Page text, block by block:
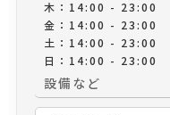
木：14:00 - 23:00
金：14:00 - 23:00
土：14:00 - 23:00
日：14:00 - 23:00
設備など